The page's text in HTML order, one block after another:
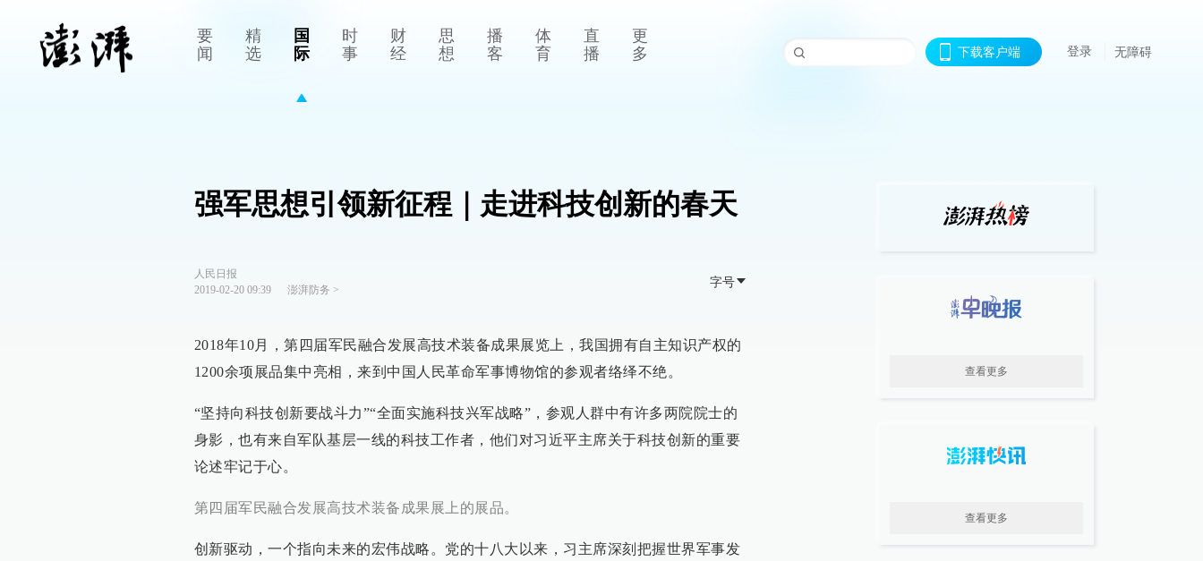
要
闻
精
选
国
际
时
事
财
经
思
想
播
客
体
育
直
播
更
多
下载客户端 登录 无障碍
强军思想引领新征程｜走进科技创新的春天
人民日报
2019-02-20 09:39
澎湃防务 >
字号
2018年10月，第四届军民融合发展高技术装备成果展览上，我国拥有自主知识产权的
1200余项展品集中亮相，来到中国人民革命军事博物馆的参观者络绎不绝。
“坚持向科技创新要战斗力”“全面实施科技兴军战略”，参观人群中有许多两院院士的
身影，也有来自军队基层一线的科技工作者，他们对习近平主席关于科技创新的重要
论述牢记于心。
第四届军民融合发展高技术装备成果展上的展品。
创新驱动，一个指向未来的宏伟战略。党的十八大以来，习主席深刻把握世界军事发
查看更多
查看更多